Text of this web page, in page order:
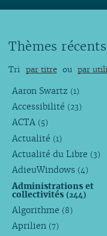
Thèmes récents
Tri par titre ou par
Aaron Swartz (1)
Accessibilité (23)
ACTA (5)
Actualité (1)
Actualité du Libre (3)
AdieuWindows (4)
Administrations et
collectivités (244)
Algorithme (8)
Aprilien (7)